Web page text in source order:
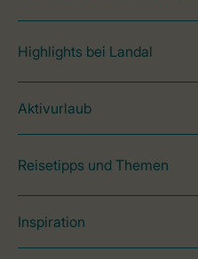
Highlights bei Landal
Aktivurlaub
Reisetipps und Themen
Inspiration